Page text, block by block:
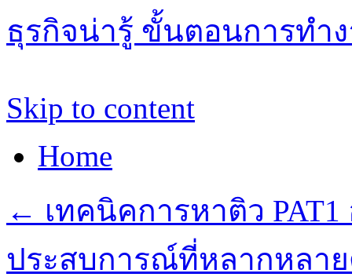
ธุรกิจน่ารู้ ขั้นตอนการทำ
Skip to content
Home
← เทคนิคการหาติว
ประสบการณ์ที่หลากหลา